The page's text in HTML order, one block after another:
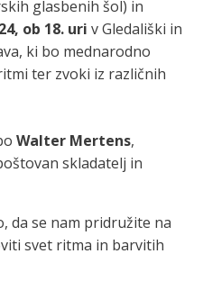
glasbenih šol) in
ob 18. uri v Gledališki in
ki bo mednarodno
ter zvoki iz različnih
Walter Mertens,
skladatelj in
da se nam pridružite na
svet ritma in barvitih